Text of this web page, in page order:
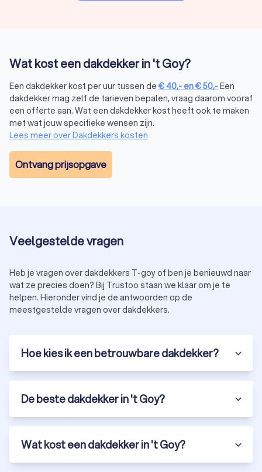
Wat kost een dakdekker in 't Goy?
Een dakdekker kost per uur tussen de €40,- en€50,-Een
dakdekker mag zelf de tarieven bepalen, vraag daarom vooraf
een offerte aan. Wat een dakdekker kost heeft ook te maken
met wat jouw specifieke wensen zijn.
Lees meer over Dakdekkers kosten
Ontvang prijsopgave
Veelgestelde vragen
Heb je vragen over dakdekkers T-goy of ben je benieuwd naar
wat ze precies doen? Bij Trustoo staan we klaar om je te
helpen. Hieronder vind je de antwoorden op de
meestgestelde vragen over dakdekkers.
Hoe kies ik een betrouwbare dakdekker?
De beste dakdekker in 't Goy?
Wat kost een dakdekker in 't Goy?